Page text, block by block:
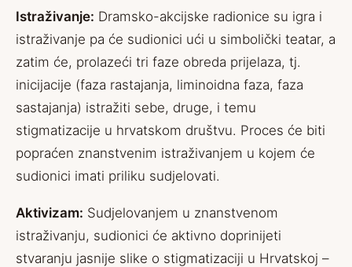
Istraživanje: Dramsko-akcijske radionice su igra i
istraživanje pa će sudionici ući u simbolički teatar, a
zatim će, prolazeći tri faze obreda prijelaza, tj.
inicijacije (faza rastajanja, liminoidna faza, faza
sastajanja) istražiti sebe, druge, i temu
stigmatizacije u hrvatskom društvu. Proces će biti
popraćen znanstvenim istraživanjem u kojem će
sudionici imati priliku sudjelovati.
Aktivizam: Sudjelovanjem u znanstvenom
istraživanju, sudionici će aktivno doprinijeti
stvaranju jasnije slike o stigmatizaciji u Hrvatskoj –